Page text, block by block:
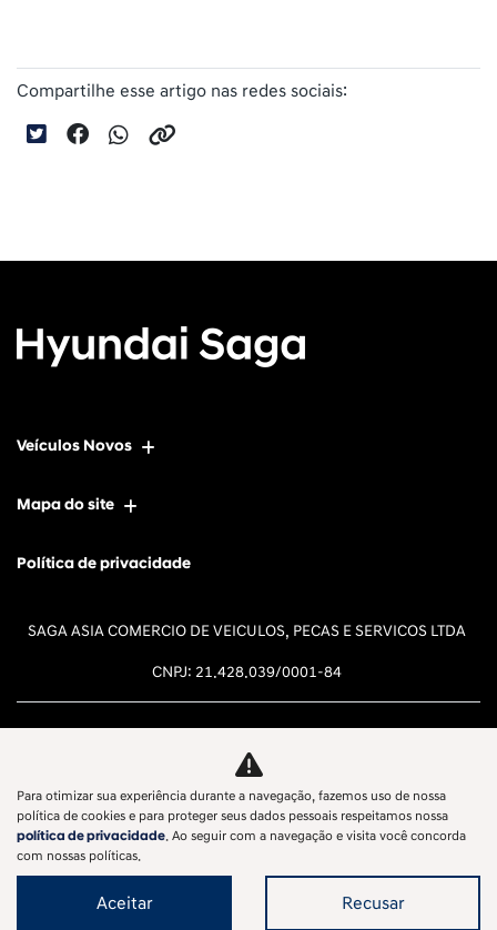
Compartilhe esse artigo nas redes sociais:
Veículos Novos
Mapa do site
Política de privacidade
SAGA ASIA COMERCIO DE VEICULOS, PECAS E SERVICOS LTDA
CNPJ: 21.428.039/0001-84
Desacelere. Seu bem maior é a
vida.
Para otimizar sua experiência durante a navegação, fazemos uso de nossa
política de cookies e para proteger seus dados pessoais respeitamos nossa
política de privacidade. Ao seguir com a navegação e visita você concorda
com nossas políticas.
Aceitar Recusar